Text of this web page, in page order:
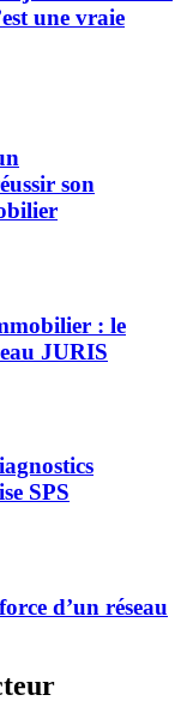
une vraie
son
: le
JURIS
SPS
d’un réseau